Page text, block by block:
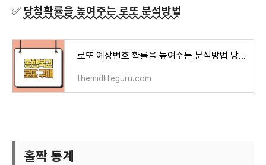
✅ 당첨확률을 높여주는 로또 분석방법
로또 예상번호 확률을 높여주는 분석방법 당첨금액 당첨지역
themidlifeguru.com
홀짝 통계